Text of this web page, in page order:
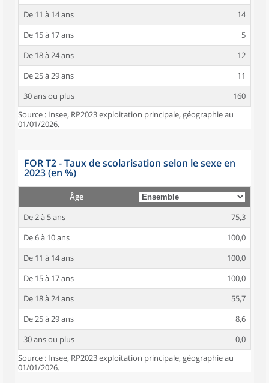
De 11 à 14 ans
14
De 15 à 17 ans
5
De 18 à 24 ans
12
De 25 à 29 ans
11
30 ans ou plus
160
Source : Insee, RP2023 exploitation principale, géographie au
01/01/2026.
FOR T2 - Taux de scolarisation selon le sexe en
2023 (en %)
Âge
De 2 à 5 ans
75,3
De 6 à 10 ans
100,0
De 11 à 14 ans
100,0
De 15 à 17 ans
100,0
De 18 à 24 ans
55,7
De 25 à 29 ans
8,6
30 ans ou plus
0,0
Source : Insee, RP2023 exploitation principale, géographie au
01/01/2026.